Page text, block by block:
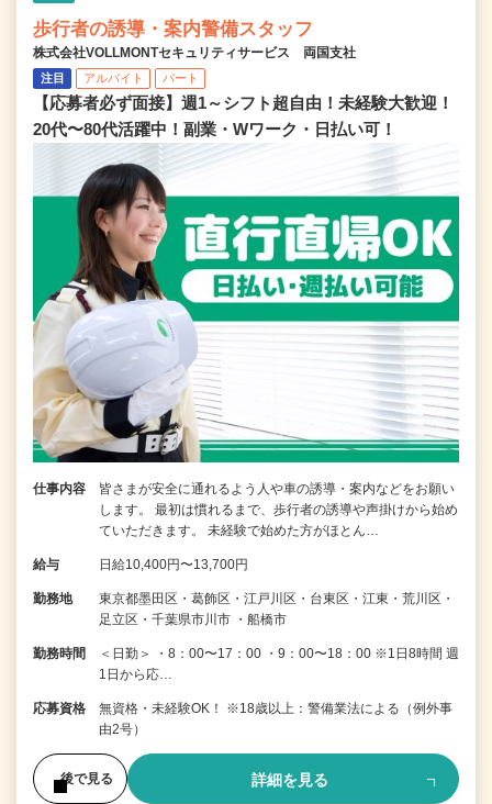
歩行者の誘導・案内警備スタッフ
株式会社VOLLMONTセキュリティサービス 両国支社
注目 アルバイト パート
【応募者必ず面接】週1～シフト超自由！未経験大歓迎！
20代〜80代活躍中！副業・Wワーク・日払い可！
仕事内容
皆さまが安全に通れるよう人や車の誘導・案内などをお願い
します。 最初は慣れるまで、歩行者の誘導や声掛けから始め
ていただきます。 未経験で始めた方がほとん…
給与 日給10,400円〜13,700円
勤務地
東京都墨田区・葛飾区・江戸川区・台東区・江東・荒川区・
足立区・千葉県市川市 ・船橋市
勤務時間
＜日勤＞ ・8：00〜17：00 ・9：00〜18：00 ※1日8時間 週
1日から応…
応募資格
無資格・未経験OK！ ※18歳以上：警備業法による（例外事
由2号）
後で見る 詳細を見る